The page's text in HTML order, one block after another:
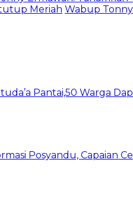
Meriah Wabup
Pantai,50 Warga
Posyandu, Capaian